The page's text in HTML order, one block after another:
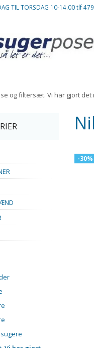
TIL TORSDAG 10-14.00 tlf
og filtersæt. Vi har gjort det
-30%